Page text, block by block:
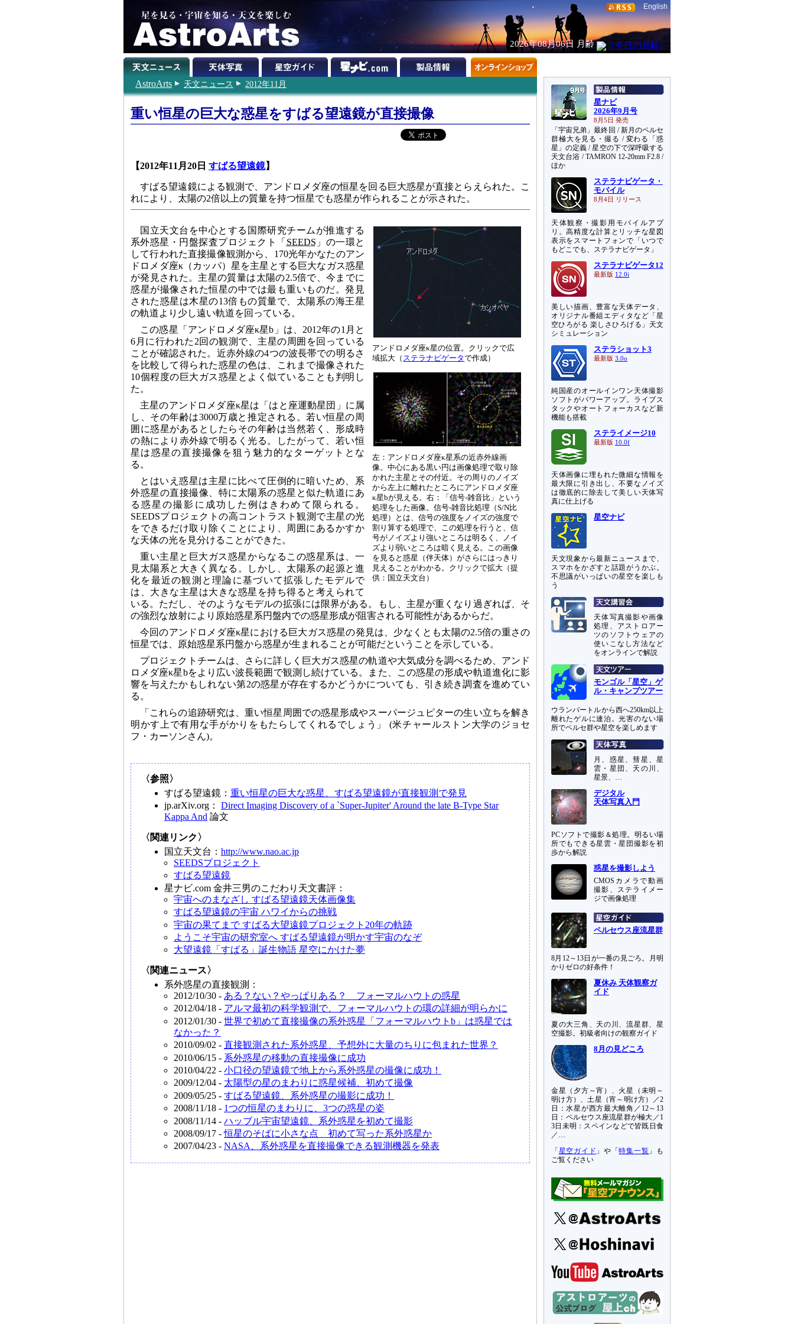
English
2026年08月06日 月齢
AstroArts 天文ニュース 2012年11月
重い恒星の巨大な惑星をすばる望遠鏡が直接撮像
【2012年11月20日 すばる望遠鏡】
すばる望遠鏡による観測で、アンドロメダ座の恒星を回る巨大惑星が直接とらえられた。こ
れにより、太陽の2倍以上の質量を持つ恒星でも惑星が作られることが示された。
アンドロメダ座κ星の位置。クリックで広
域拡大（ ステラナビゲータで作成）
左：アンドロメダ座κ星系の近赤外線画
像。中心にある黒い円は画像処理で取り除
かれた主星とその付近。その周りのノイズ
から左上に離れたところにアンドロメダ座
κ星bが見える。右：「信号-雑音比」という
処理をした画像。信号-雑音比処理（S/N比
処理）とは、信号の強度をノイズの強度で
割り算する処理で、この処理を行うと、信
号がノイズより強いところは明るく、ノイ
ズより弱いところは暗く見える。この画像
を見ると惑星（伴天体）がさらにはっきり
見えることがわかる。クリックで拡大（提
供：国立天文台）
国立天文台を中心とする国際研究チームが推進する
系外惑星・円盤探査プロジェクト「 SEEDS 」の一環と
して行われた直接撮像観測から、170光年かなたのアン
ドロメダ座κ（カッパ）星を主星とする巨大なガス惑星
が発見された。主星の質量は太陽の2.5倍で、今までに
惑星が撮像された恒星の中では最も重いものだ。発見
された惑星は木星の13倍もの質量で、太陽系の海王星
の軌道より少し遠い軌道を回っている。
この惑星「アンドロメダ座κ星b」は、2012年の1月と
6月に行われた2回の観測で、主星の周囲を回っている
ことが確認された。近赤外線の4つの波長帯での明るさ
を比較して得られた惑星の色は、これまで撮像された
10個程度の巨大ガス惑星とよく似ていることも判明し
た。
主星のアンドロメダ座κ星は「はと座運動星団」に属
し、その年齢は3000万歳と推定される。若い恒星の周
囲に惑星があるとしたらその年齢は当然若く、形成時
の熱により赤外線で明るく光る。したがって、若い恒
星は惑星の直接撮像を狙う魅力的なターゲットとな
る。
とはいえ惑星は主星に比べて圧倒的に暗いため、系
外惑星の直接撮像、特に太陽系の惑星と似た軌道にあ
る惑星の撮影に成功した例はきわめて限られる。
SEEDSプロジェクトの高コントラスト観測で主星の光
をできるだけ取り除くことにより、周囲にあるかすか
な天体の光を見分けることができた。
重い主星と巨大ガス惑星からなるこの惑星系は、一
見太陽系と大きく異なる。しかし、太陽系の起源と進
化を最近の観測と理論に基づいて拡張したモデルで
は、大きな主星は大きな惑星を持ち得ると考えられて
いる。ただし、そのようなモデルの拡張には限界がある。もし、主星が重くなり過ぎれば、そ
の強烈な放射により原始惑星系円盤内での惑星形成が阻害される可能性があるからだ。
今回のアンドロメダ座κ星における巨大ガス惑星の発見は、少なくとも太陽の2.5倍の重さの
恒星では、原始惑星系円盤から惑星が生まれることが可能だということを示している。
プロジェクトチームは、さらに詳しく巨大ガス惑星の軌道や大気成分を調べるため、アンド
ロメダ座κ星bをより広い波長範囲で観測し続けている。また、この惑星の形成や軌道進化に影
響を与えたかもしれない第2の惑星が存在するかどうかについても、引き続き調査を進めてい
る。
「これらの追跡研究は、重い恒星周囲での惑星形成やスーパージュピターの生い立ちを解き
明かす上で有用な手がかりをもたらしてくれるでしょう」 (米チャールストン大学のジョセ
フ・カーソンさん)。
〈参照〉
すばる望遠鏡： 重い恒星の巨大な惑星、すばる望遠鏡が直接観測で発見
jp.arXiv.org： Direct Imaging Discovery of a `Super-Jupiter' Around the late B-Type Star
Kappa And 論文
〈関連リンク〉
国立天文台： http://www.nao.ac.jp
SEEDSプロジェクト
すばる望遠鏡
星ナビ.com 金井三男のこだわり天文書評：
宇宙へのまなざし すばる望遠鏡天体画像集
すばる望遠鏡の宇宙 ハワイからの挑戦
宇宙の果てまで すばる大望遠鏡プロジェクト20年の軌跡
ようこそ宇宙の研究室へ すばる望遠鏡が明かす宇宙のなぞ
大望遠鏡「すばる」誕生物語 星空にかけた夢
〈関連ニュース〉
系外惑星の直接観測：
2012/10/30 - ある？ない？やっぱりある？ フォーマルハウトの惑星
2012/04/18 - アルマ最初の科学観測で、フォーマルハウトの環の詳細が明らかに
2012/01/30 - 世界で初めて直接撮像の系外惑星「フォーマルハウトb」は惑星では
なかった？
2010/09/02 - 直接観測された系外惑星、予想外に大量のちりに包まれた世界？
2010/06/15 - 系外惑星の移動の直接撮像に成功
2010/04/22 - 小口径の望遠鏡で地上から系外惑星の撮像に成功！
2009/12/04 - 太陽型の星のまわりに惑星候補、初めて撮像
2009/05/25 - すばる望遠鏡、系外惑星の撮影に成功！
2008/11/18 - 1つの恒星のまわりに、3つの惑星の姿
2008/11/14 - ハッブル宇宙望遠鏡、系外惑星を初めて撮影
2008/09/17 -恒星のそばに小さな点 初めて写った系外惑星か
2007/04/23 - NASA、系外惑星を直接撮像できる観測機器を発表
星ナビ
2026年9月号
8月5日 発売
「宇宙兄弟」最終回 / 新月のペルセ
群極大を見る・撮る / 変わる「惑
星」の定義 / 星空の下で深呼吸する
天文台浴 / TAMRON 12-20mm F2.8 /
ほか
ステラナビゲータ・
モバイル
8月4日 リリース
天体観察・撮影用モバイルアプ
リ。高精度な計算とリッチな星図
表示をスマートフォンで「いつで
もどこでも、ステラナビゲータ」
ステラナビゲータ12
最新版 12.0i
美しい描画、豊富な天体データ、
オリジナル番組エディタなど「星
空ひろがる 楽しさひろげる」天文
シミュレーション
ステラショット3
最新版 3.0o
純国産のオールインワン天体撮影
ソフトがパワーアップ。ライブス
タックやオートフォーカスなど新
機能も搭載
ステライメージ10
最新版 10.0f
天体画像に埋もれた微細な情報を
最大限に引き出し、不要なノイズ
は徹底的に除去して美しい天体写
真に仕上げる
星空ナビ
天文現象から最新ニュースまで、
スマホをかざすと話題がうかぶ。
不思議がいっぱいの星空を楽しも
う
天体写真撮影や画像
処理、アストロアー
ツのソフトウェアの
使いこなし方法など
をオンラインで解説
モンゴル「星空」ゲ
ル・キャンプツアー
ウランバートルから西へ250km以上
離れたゲルに連泊。光害のない場
所でペルセ群や星空を楽しめます
月、惑星、彗星、星
雲・星団、天の川、
星景、…
デジタル
天体写真入門
PCソフトで撮影＆処理。明るい場
所でもできる星雲・星団撮影を初
歩から解説
惑星を撮影しよう
CMOSカメラで動画
撮影、ステライメー
ジで画像処理
ペルセウス座流星群
8月12～13日が一番の見ごろ。月明
かりゼロの好条件！
夏休み 天体観察ガ
イド
夏の大三角、天の川、流星群、星
空撮影。初級者向けの観察ガイド
8月の見どころ
金星（夕方～宵）、火星（未明～
明け方）、土星（宵～明け方）／2
日：水星が西方最大離角／12～13
日：ペルセウス座流星群が極大／1
3日未明：スペインなどで皆既日食
／…
「 星空ガイド 」や「特集一覧 」も
ご覧ください